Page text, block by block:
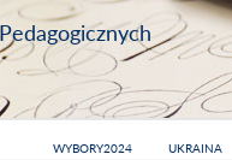
WYBORY2024 UKRAINA